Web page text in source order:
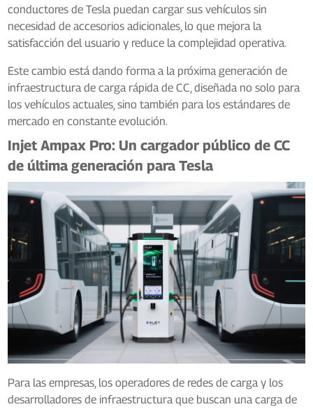
conductores de Tesla puedan cargar sus vehículos sin
necesidad de accesorios adicionales, lo que mejora la
satisfacción del usuario y reduce la complejidad operativa.
Este cambio está dando forma a la próxima generación de
infraestructura de carga rápida de CC, diseñada no solo para
los vehículos actuales, sino también para los estándares de
mercado en constante evolución.
Injet Ampax Pro: Un cargador público de CC
de última generación para Tesla
Para las empresas, los operadores de redes de carga y los
desarrolladores de infraestructura que buscan una carga de